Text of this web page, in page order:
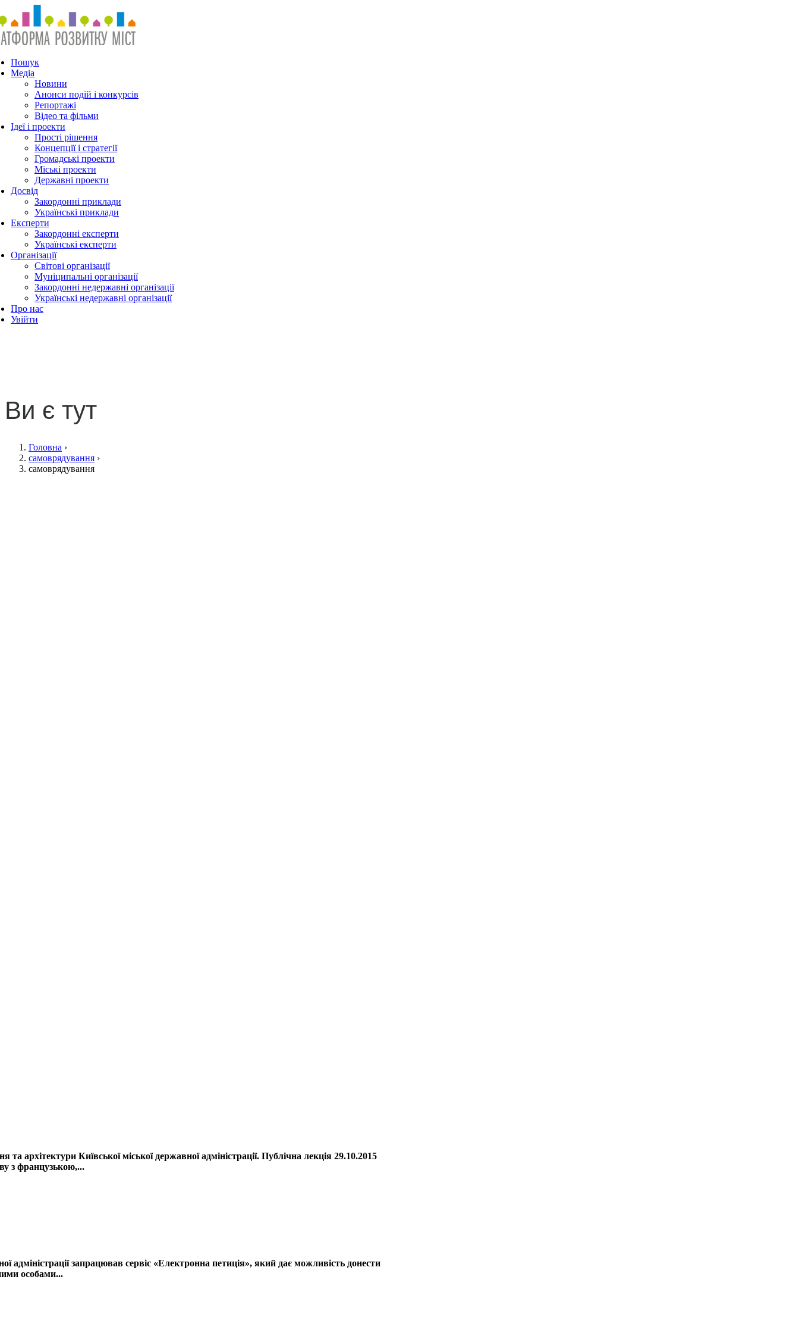
Пошук
Медіа
Новини
Анонси подій і конкурсів
Репортажі
Відео та фільми
Ідеї і проекти
Прості рішення
Концепції і стратегії
Громадські проекти
Міські проекти
Державні проекти
Досвід
Закордонні приклади
Українські приклади
Експерти
Закордонні експерти
Українські експерти
Організації
Світові організації
Муніципальні організації
Закордонні недержавні організації
Українські недержавні організації
Про нас
Увійти
Ви є тут
Головна ›
самоврядування ›
самоврядування
архітектури Київської міської державної адміністрації. Публічна лекція 29.10.2015
з французькою,...
адміністрації запрацював сервіс «Електронна петиція», який дає можливість донести
особами...